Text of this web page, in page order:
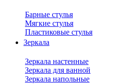
Барные стулья
Мягкие стулья
Пластиковые стулья
Зеркала
Зеркала настенные
Зеркала для ванной
Зеркала напольные